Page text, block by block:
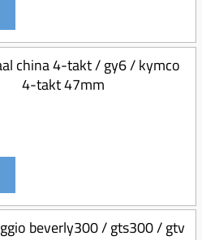
china 4-takt / gy6 / kymco
4-takt 47mm
beverly300 / gts300 / gtv